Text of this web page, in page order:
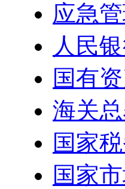
应急
人民
国有
海关
国家
国家